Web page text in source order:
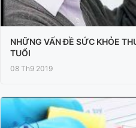
NHỮNG VẤN ĐỀ SỨC KHỎE
TUỔI
08 Th9 2019